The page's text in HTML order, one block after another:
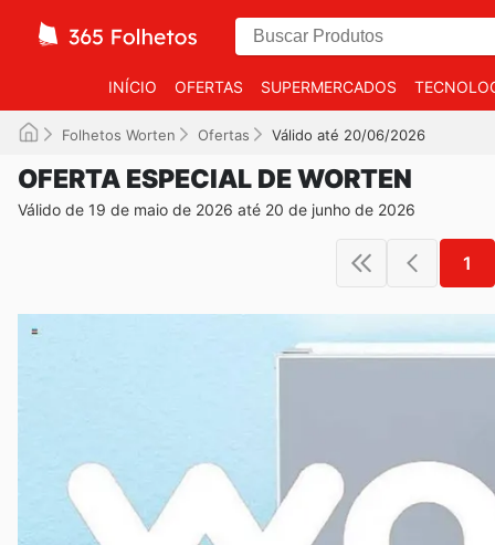
INÍCIO OFERTAS SUPERMERCADOS
Folhetos Worten Ofertas Válido até 20/06/2026
OFERTA ESPECIAL DE WORTEN
Válido de 19 de maio de 2026 até 20 de junho de 2026
1